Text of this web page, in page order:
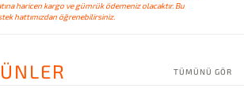
haricen kargo ve gümrük ödemeniz olacaktır. Bu
hattımızdan öğrenebilirsiniz.
TÜMÜNÜ GÖR